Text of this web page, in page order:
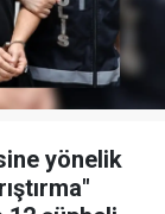
yönelik